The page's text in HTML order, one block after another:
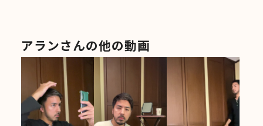
アランさんの他の動画